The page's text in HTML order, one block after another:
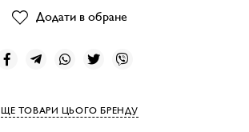
Додати в обране
ЩЕ ТОВАРИ ЦЬОГО БРЕНДУ